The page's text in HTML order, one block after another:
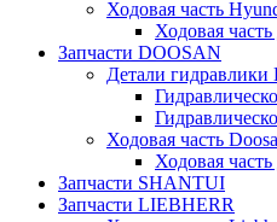
Ходовая часть
Ходовая
Запчасти DOOSAN
Детали гидравлики
Ходовая часть
Ходовая
Запчасти SHANTUI
Запчасти LIEBHERR